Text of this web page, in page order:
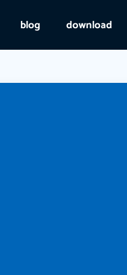
blog download